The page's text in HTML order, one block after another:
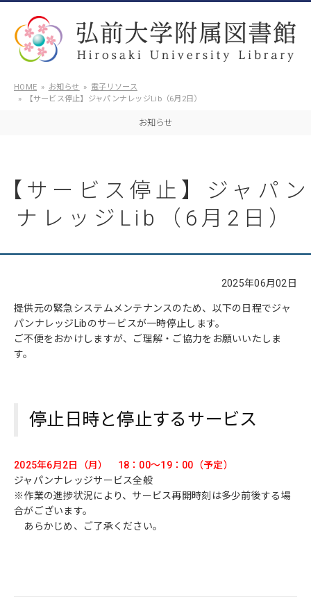
HOME お知らせ
電子リソース
【サービス停止】ジャパンナレッジLib（6月2日）
お知らせ
【サービス停止】ジャパン
ナレッジLib（6月2日）
2025年06月02日
提供元の緊急システムメンテナンスのため、以下の日程でジャ
パンナレッジLibのサービスが一時停止します。
ご不便をおかけしますが、ご理解・ご協力をお願いいたしま
す。
停止日時と停止するサービス
2025年6月2日（月） 18：00～19：00（予定）
ジャパンナレッジサービス全般
※作業の進捗状況により、サービス再開時刻は多少前後する場
合がございます。
あらかじめ、ご了承ください。